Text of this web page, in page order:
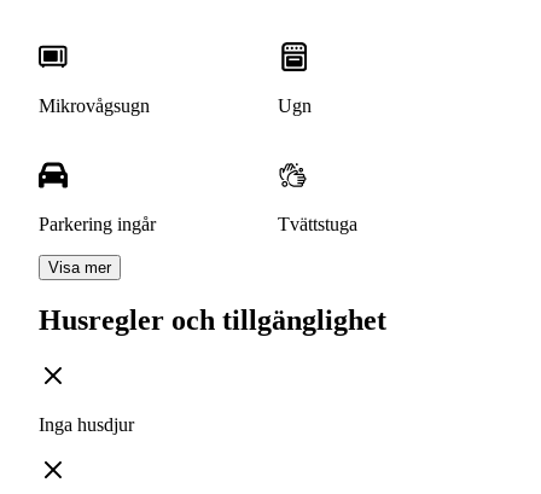
Mikrovågsugn Ugn
Parkering ingår Tvättstuga
Visa mer
Husregler och tillgänglighet
Inga husdjur